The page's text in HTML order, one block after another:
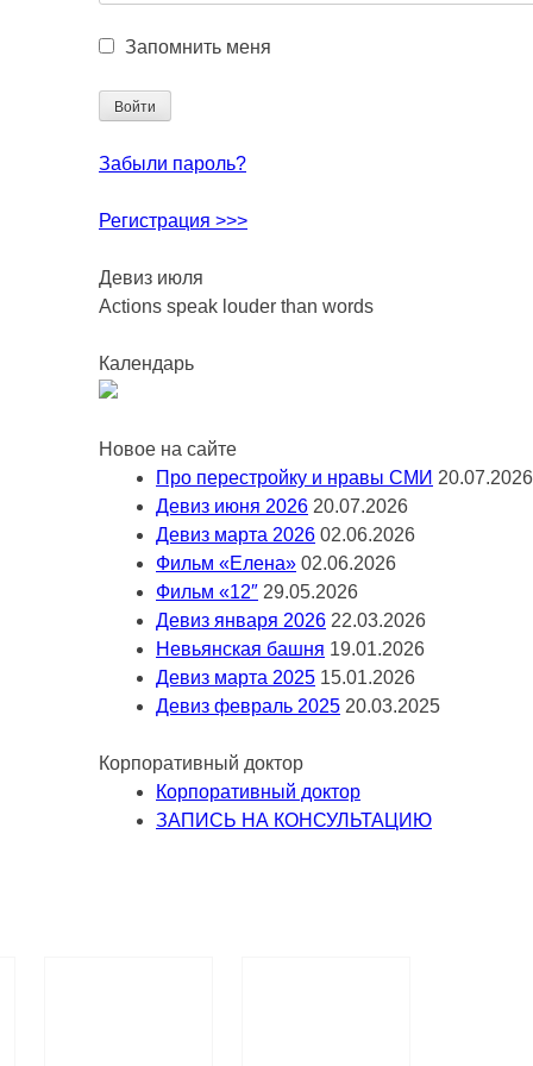
Запомнить меня
Забыли пароль?
Регистрация >>>
Девиз июля
Actions speak louder than words
Календарь
Новое на сайте
Про перестройку и нравы СМИ 20.07.2026
Девиз июня 2026 20.07.2026
Девиз марта 2026 02.06.2026
Фильм «Елена» 02.06.2026
Фильм «12″ 29.05.2026
Девиз января 2026 22.03.2026
Невьянская башня 19.01.2026
Девиз марта 2025 15.01.2026
Девиз февраль 2025 20.03.2025
Корпоративный доктор
Корпоративный доктор
ЗАПИСЬ НА КОНСУЛЬТАЦИЮ